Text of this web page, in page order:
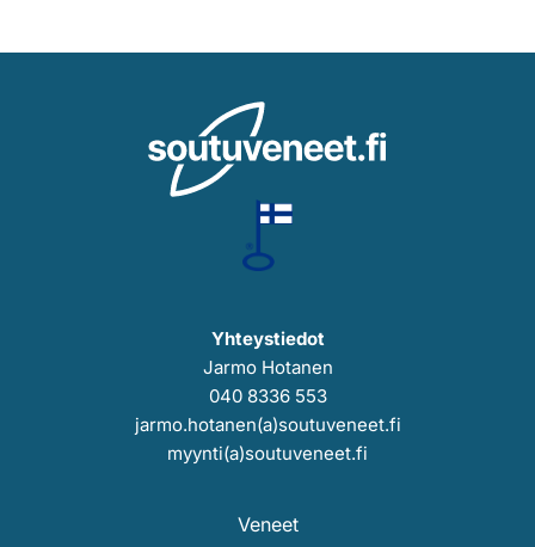
Yhteystiedot
Jarmo Hotanen
040 8336 553
jarmo.hotanen(a)soutuveneet.fi
myynti(a)soutuveneet.fi
Veneet